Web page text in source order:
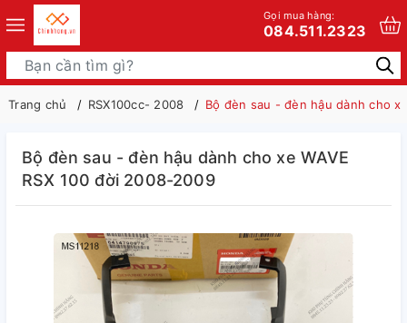
Gọi mua hàng:
084.511.2323
Trang chủ RSX100cc- 2008 Bộ đèn sau - đèn hậu dành cho
Bộ đèn sau - đèn hậu dành cho xe WAVE
RSX 100 đời 2008-2009